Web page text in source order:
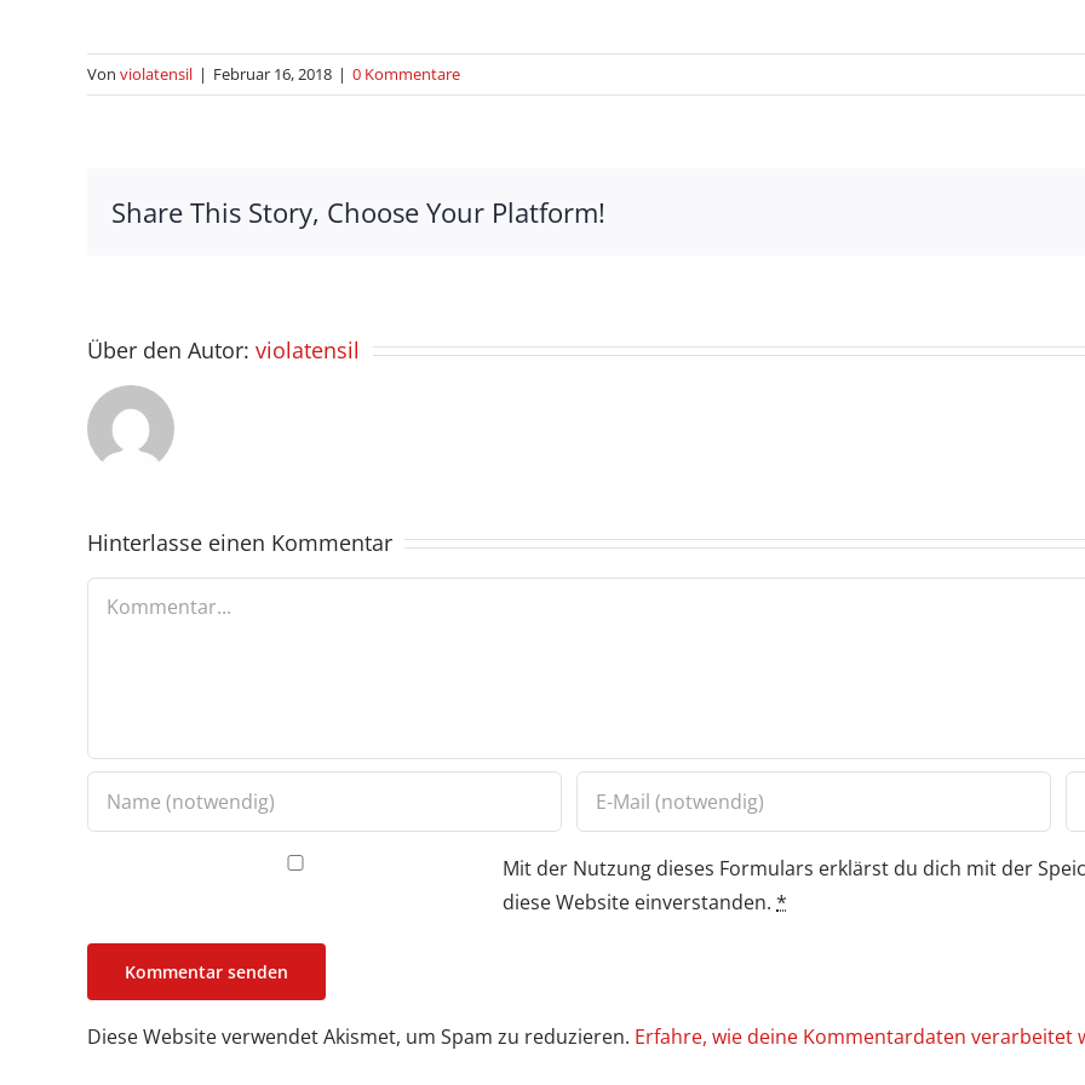
Von violatensil | Februar 16, 2018 | 0 Kommentare
Share This Story, Choose Your Platform!
Über den Autor: violatensil
Hinterlasse einen Kommentar
Kommentar
Mit der Nutzung dieses Formulars erklärst du dich mit der
diese Website einverstanden. *
Diese Website verwendet Akismet, um Spam zu reduzieren. Erfahre, wie deine Kommentardaten verarbeitet